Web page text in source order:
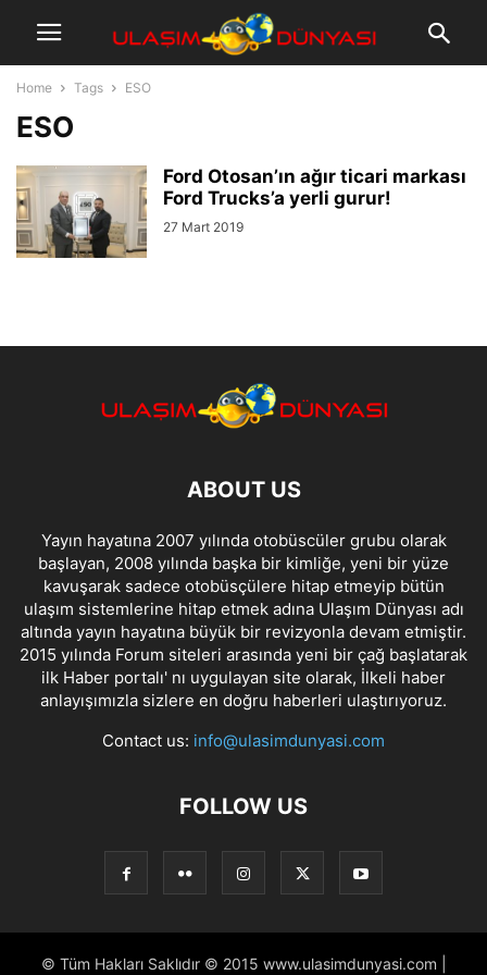
Home Tags ESO
ESO
Ford Otosan’ın ağır ticari markası
Ford Trucks’a yerli gurur!
27 Mart 2019
ABOUT US
Yayın hayatına 2007 yılında otobüscüler grubu olarak
başlayan, 2008 yılında başka bir kimliğe, yeni bir yüze
kavuşarak sadece otobüsçülere hitap etmeyip bütün
ulaşım sistemlerine hitap etmek adına Ulaşım Dünyası adı
altında yayın hayatına büyük bir revizyonla devam etmiştir.
2015 yılında Forum siteleri arasında yeni bir çağ başlatarak
ilk Haber portalı' nı uygulayan site olarak, İlkeli haber
anlayışımızla sizlere en doğru haberleri ulaştırıyoruz.
Contact us: info@ulasimdunyasi.com
FOLLOW US
© Tüm Hakları Saklıdır © 2015 www.ulasimdunyasi.com |